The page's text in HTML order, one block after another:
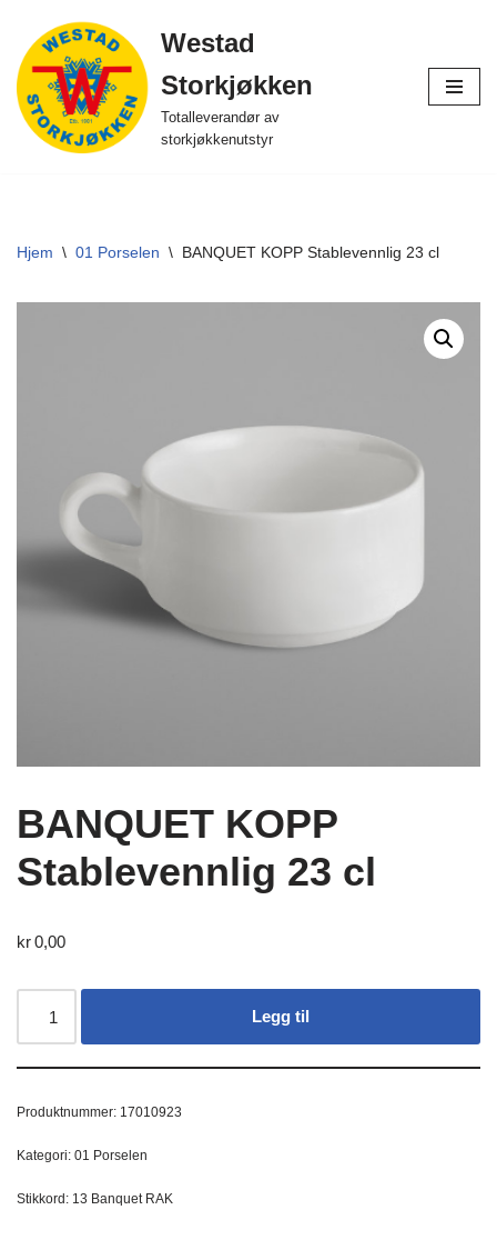
Hopp
til
innholdet
Westad
Storkjøkken
Totalleverandør av
storkjøkkenutstyr
Hjem \ 01 Porselen \ BANQUET KOPP Stablevennlig 23 cl
BANQUET KOPP
Stablevennlig 23 cl
kr0,00
Legg til
Produktnummer: 17010923
Kategori: 01 Porselen
Stikkord: 13 Banquet RAK